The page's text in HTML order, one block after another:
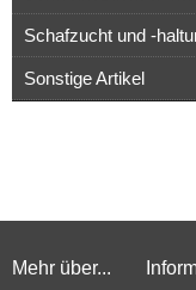
Schafzucht und -
Sonstige Artikel
Mehr über...